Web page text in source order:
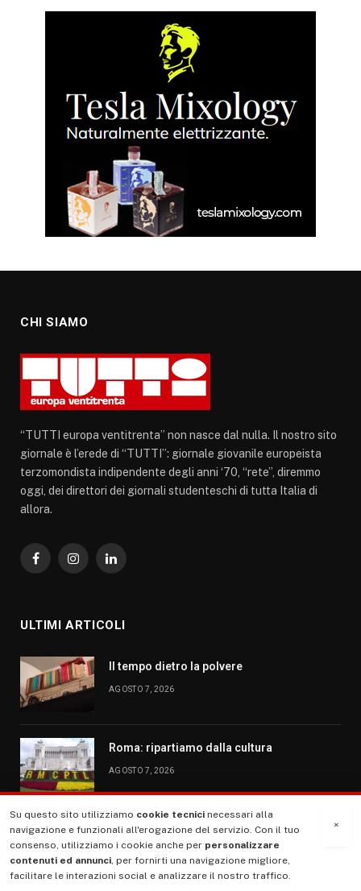
CHI SIAMO
“TUTTI europa ventitrenta” non nasce dal nulla. Il nostro sito
giornale è l’erede di “TUTTI”: giornale giovanile europeista
terzomondista indipendente degli anni ‘70, “rete”, diremmo
oggi, dei direttori dei giornali studenteschi di tutta Italia di
allora.
FacebookInstagramLinkedIn
ULTIMI ARTICOLI
Il tempo dietro la polvere
AGOSTO 7, 2026
Roma: ripartiamo dalla cultura
AGOSTO 7, 2026
L’inferno a terra: lo Stato calpesta la
dignità delle persone
AGOSTO 7, 2026
×
Su questo sito utilizziamo cookie tecnici necessari alla
navigazione e funzionali all'erogazione del servizio. Con il tuo
consenso, utilizziamo i cookie anche per personalizzare
contenuti ed annunci, per fornirti una navigazione migliore,
facilitare le interazioni social e analizzare il nostro traffico.